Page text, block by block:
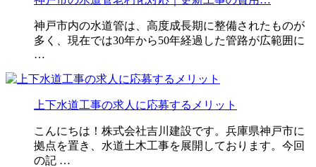
神戸市内の水道管は、高度成長期に整備されたものが
多く、現在では30年から50年経過した管路が広範囲に
…
上下水道工事の求人に応募するメリット
こんにちは！株式会社吉川建設です。兵庫県神戸市に
拠点を置き、水道土木工事を展開しております。今回
の記 …